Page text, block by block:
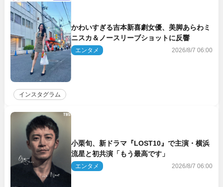
かわいすぎる吉本新喜劇女優、美脚あらわミ
ニスカ＆ノースリーブショットに反響
エンタメ 2026/8/7 06:00
インスタグラム
小栗旬、新ドラマ『LOST10』で主演・横浜
流星と初共演「もう最高です」
エンタメ 2026/8/7 06:00